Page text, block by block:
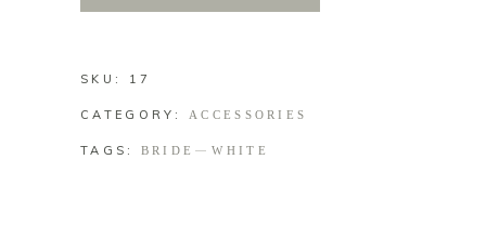
SKU: 17
CATEGORY: ACCESSORIES
TAGS: BRIDE WHITE